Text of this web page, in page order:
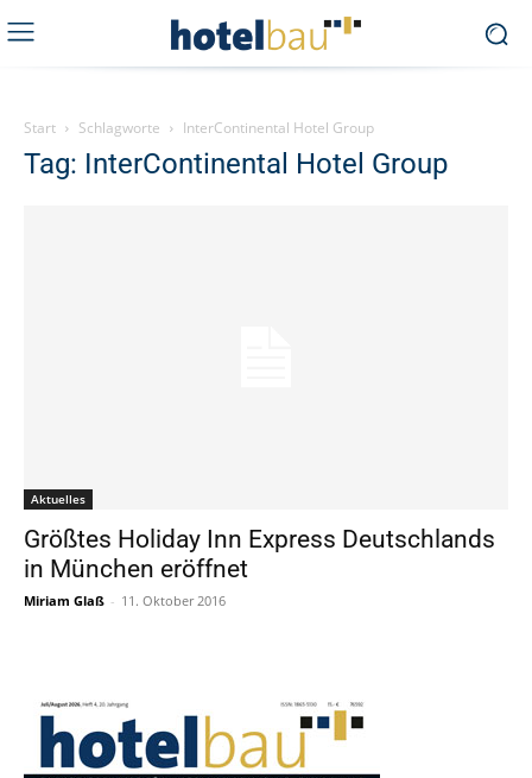
Start Schlagworte InterContinental Hotel Group
Tag: InterContinental Hotel Group
Aktuelles
Größtes Holiday Inn Express Deutschlands
in München eröffnet
Miriam Glaß - 11. Oktober 2016